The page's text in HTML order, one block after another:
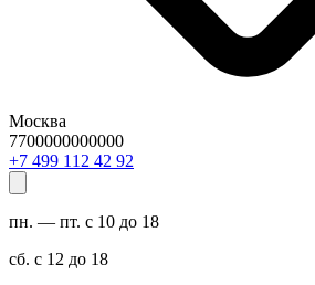
Москва
7700000000000
29 24 211 994 7+
пн. — пт. с 10 до 18
сб. с 12 до 18